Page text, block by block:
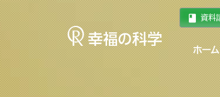
book 資料
ホーム